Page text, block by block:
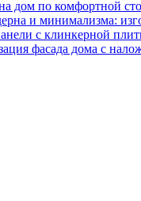
дом по комфортной
и минимализма:
с клинкерной
фасада дома с